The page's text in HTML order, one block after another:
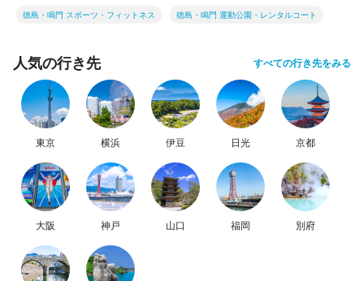
徳島・鳴門 スポーツ・フィットネス 徳島・鳴門 運動公園・レンタルコート
人気の行き先 すべての行き先をみる
東京 横浜 伊豆 日光 京都
大阪 神戸 山口 福岡 別府